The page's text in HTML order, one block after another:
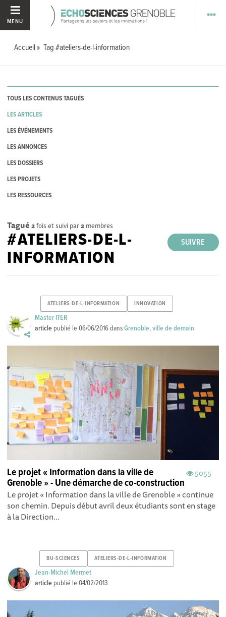
MENU
Accueil Tag #ateliers-de-l-information
TOUS LES CONTENUS TAGUÉS
LES ARTICLES
LES ÉVÉNEMENTS
LES ANNONCES
LES DOSSIERS
LES PROJETS
LES RESSOURCES
Tagué 2fois et suivi par2 membres
SUIVRE
#ATELIERS-DE-L-
INFORMATION
ATELIERS-DE-L-INFORMATION INNOVATION
Master ITER
article publié le06/06/2016dansGrenoble, ville de demain
5055
Le projet « Information dans la ville de
Grenoble » - Une démarche de co-construction
Le projet « Information dans la ville de Grenoble » continue
son chemin. Depuis début avril deux étudiants sont en stage
à la Direction...
BU-SCIENCES ATELIERS-DE-L-INFORMATION
Jean-Michel Mermet
article publié le04/02/2013